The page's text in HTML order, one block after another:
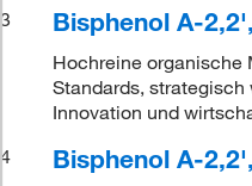
3
Bisphenol A-
Hochreine organische
Standards,
Innovation und
4
Bisphenol A-